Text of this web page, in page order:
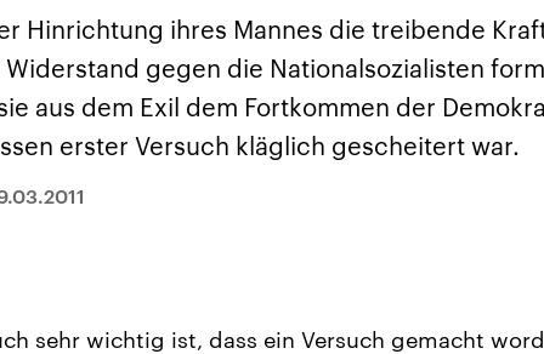
und
gehören die
Staaten zu
der Erde, mit
Einfluss auf das
Weltgeschehen.
Der Überfall der
palästinensischen
Terrororganisation
Hamas im Oktober 2023
auf Israel hat in der
Region wieder die
Gewalt entfacht. Israel
möchte die Hamas
Der Iran – seit der
Islamischen
1979 auch
Republik Iran – ist
von einem
Religionsführer
regierter Staat im
Osten. Eine
Hinrichtung ihres Mannes die treibende
gegen die Nationalsozialisten
aus dem Exil dem Fortkommen der
erster Versuch kläglich gescheitert war.
sehr wichtig ist, dass ein Versuch gemacht